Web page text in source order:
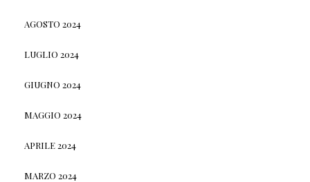
AGOSTO 2024
LUGLIO 2024
GIUGNO 2024
MAGGIO 2024
APRILE 2024
MARZO 2024